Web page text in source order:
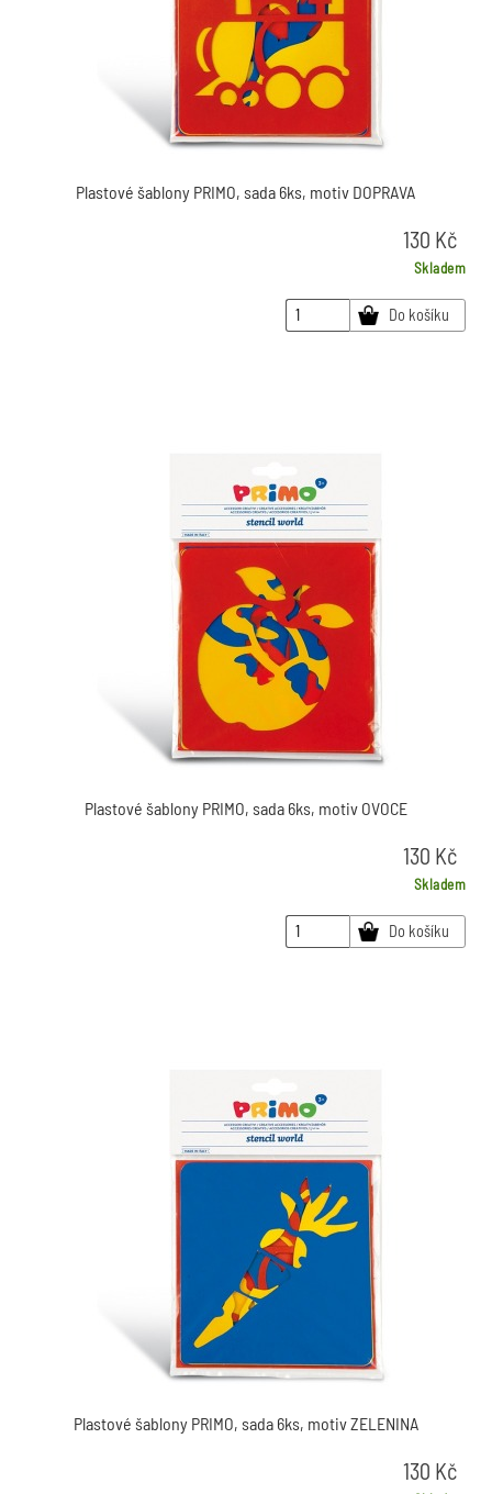
Plastové šablony PRIMO, sada 6ks, motiv DOPRAVA
130 Kč
Skladem
Do košíku
Plastové šablony PRIMO, sada 6ks, motiv OVOCE
130 Kč
Skladem
Do košíku
Plastové šablony PRIMO, sada 6ks, motiv ZELENINA
130 Kč